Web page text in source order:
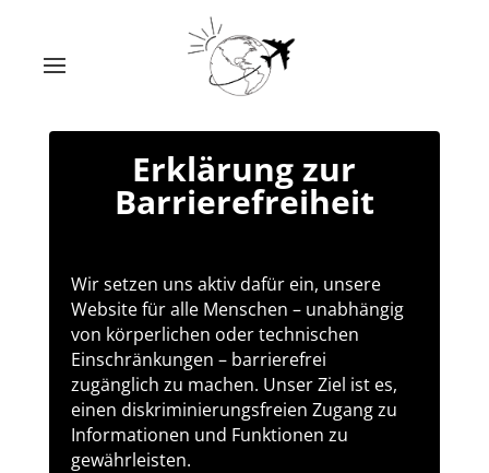
Erklärung zur
Barrierefreiheit
Wir setzen uns aktiv dafür ein, unsere
Website für alle Menschen – unabhängig
von körperlichen oder technischen
Einschränkungen – barrierefrei
zugänglich zu machen. Unser Ziel ist es,
einen diskriminierungsfreien Zugang zu
Informationen und Funktionen zu
gewährleisten.